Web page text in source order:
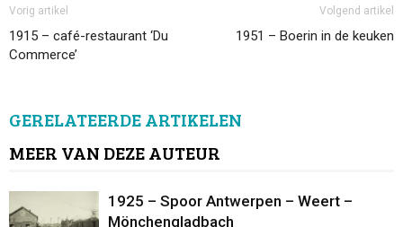
Vorig artikel
1915 – café-restaurant ‘Du
Commerce’
Volgend artikel
1951 – Boerin in de keuken
GERELATEERDE ARTIKELEN
MEER VAN DEZE AUTEUR
1925 – Spoor Antwerpen – Weert –
Mönchengladbach